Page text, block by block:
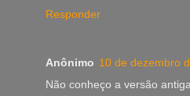
Responder
Anônimo 10 de dezembro
Não conheço a versão